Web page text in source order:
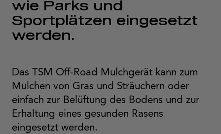
wie Parks und
Sportplätzen eingesetzt
werden.
Das TSM Off-Road Mulchgerät kann zum
Mulchen von Gras und Sträuchern oder
einfach zur Belüftung des Bodens und zur
Erhaltung eines gesunden Rasens
eingesetzt werden.